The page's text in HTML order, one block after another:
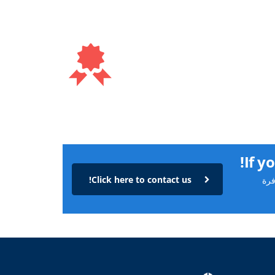
If
Click here to contact us!